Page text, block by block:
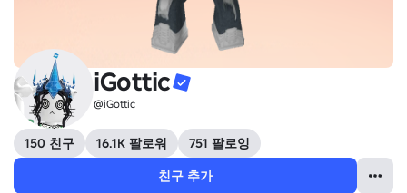
iGottic
@iGottic
150 친구 16.1K 팔로워
751 팔로잉
친구 추가